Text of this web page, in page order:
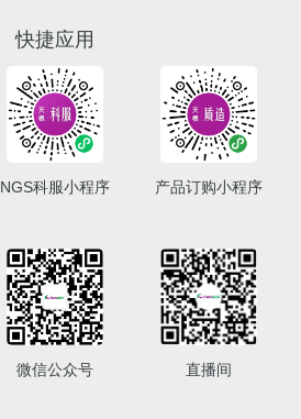
快捷应用
NGS科服小程序 产品订购小程序
微信公众号 直播间